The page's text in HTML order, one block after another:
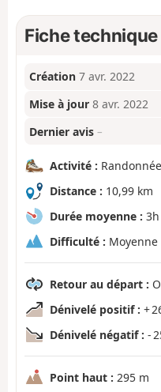
Fiche technique
Création 7 avr. 2022
Mise à jour 8 avr. 2022
Dernier avis –
Activité :
Distance : 10,99 km
Durée moyenne : 3h
Difficulté : Moyenne
Retour au départ :
Dénivelé positif : +
Dénivelé négatif : -
Point haut : 295 m